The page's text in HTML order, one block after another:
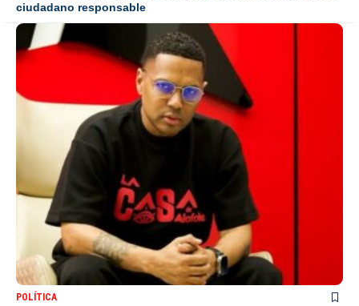
ciudadano responsable
POLÍTICA